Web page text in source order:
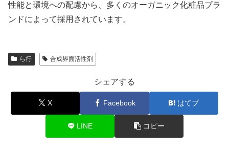
性能と環境への配慮から、多くのオーガニック化粧品ブラ
ンドによって採用されています。
ら行 合成界面活性剤
シェアする
X Facebook はてブ
LINE コピー